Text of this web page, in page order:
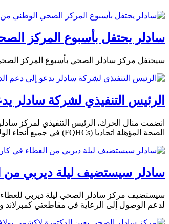
سادلر يحتفل بأسبوع المركز الصحي
سيحتفل مركز سادلر الصحي بأسبوع المركز الصحي الوطني من 3 إلى 7 أغسطس من خلال أنشطة تبرز المرضى والموظفين والمجتمعات التي
الرئيس التنفيذي لشركة سادلر
الصحة المؤهلة اتحاديا (FQHCs) في جميع أنحاء الولاية.
سادلر سيستضيف ليلة ديربي من
لدعم الوصول إلى الرعاية في مقاطعتي كمبرلاند